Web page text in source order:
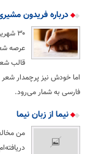
درباره فریدون
۳۰
عرصه
قالب
اما خودش نیز پرچمدار
فارسی به شمار می‌رود.
نیما از زبان نیما
من